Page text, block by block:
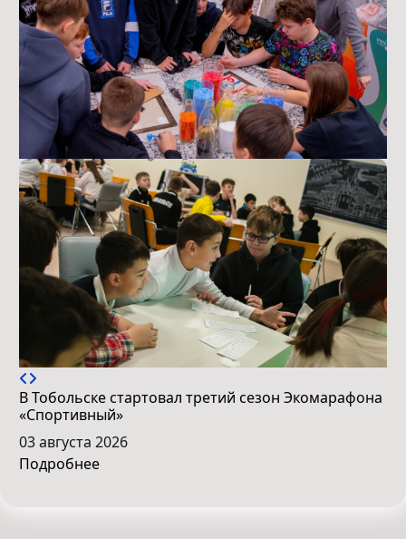
В Тобольске стартовал третий сезон Экомарафона
«Спортивный»
03 августа 2026
Подробнее